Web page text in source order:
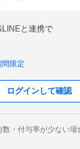
と連携で
間限定
ログインして確認
・付与率が少ない場